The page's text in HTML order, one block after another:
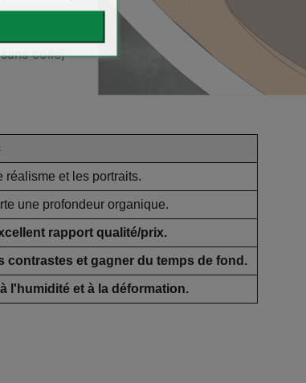
colle)
réalisme et les portraits.
une profondeur organique.
rapport qualité/prix.
contrastes et gagner du temps de fond.
l'humidité et à la déformation.